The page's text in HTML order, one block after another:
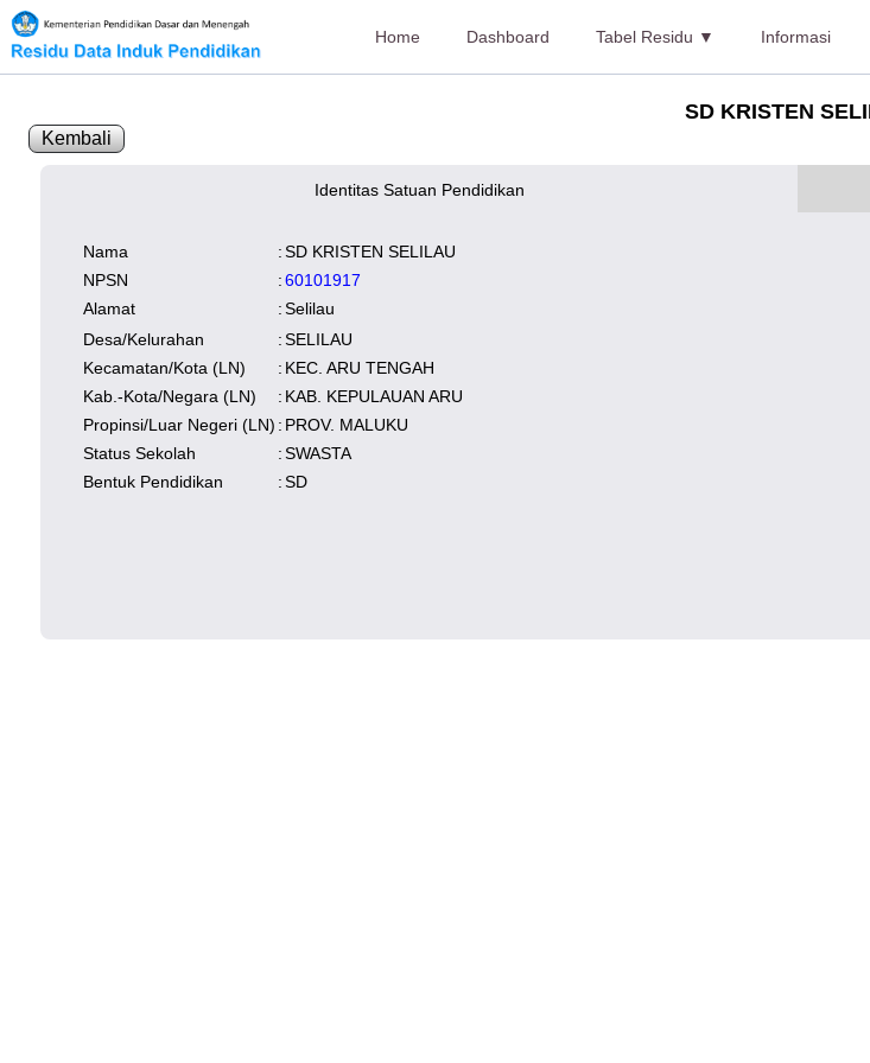
Home Dashboard Tabel Residu ▼ Informasi
SD KRISTEN
Kembali
Identitas Satuan Pendidikan
Nama :SD KRISTEN SELILAU
NPSN
:60101917
Alamat
:Selilau
Desa/Kelurahan
:SELILAU
Kecamatan/Kota (LN)
: KEC. ARU TENGAH
Kab.-Kota/Negara (LN)
: KAB. KEPULAUAN ARU
Propinsi/Luar Negeri (LN) : PROV. MALUKU
Status Sekolah
:SWASTA
Bentuk Pendidikan
:SD